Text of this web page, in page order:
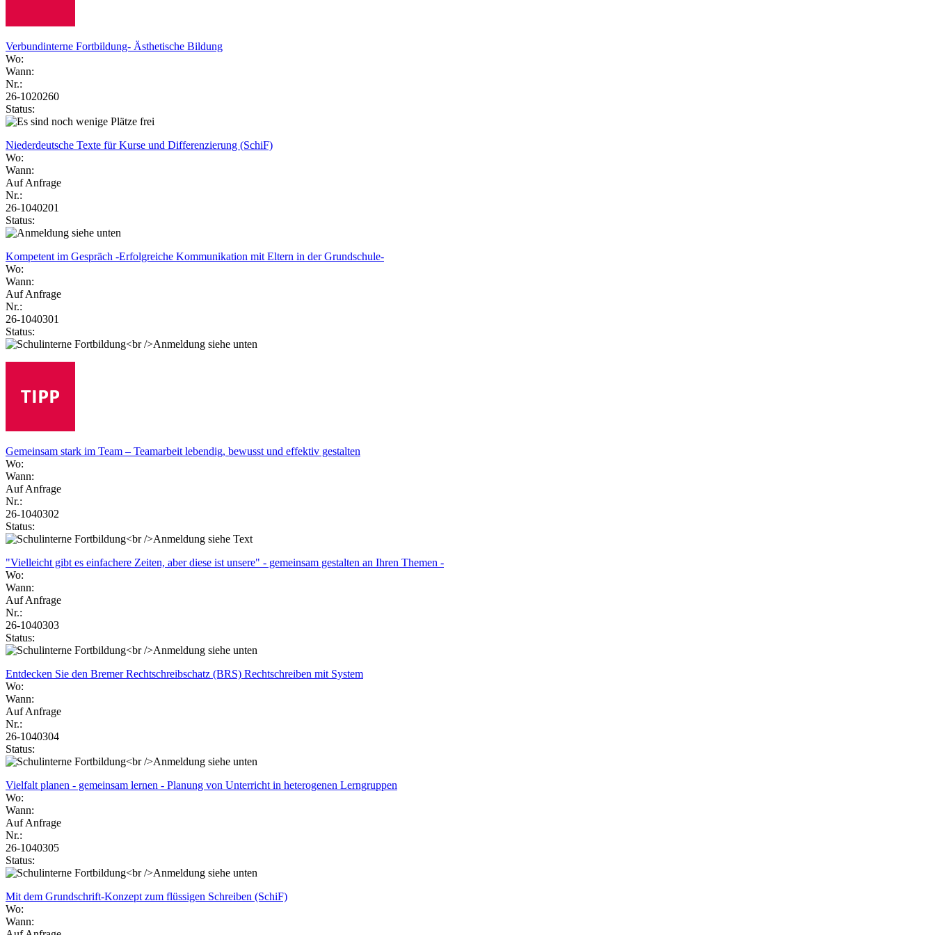
Verbundinterne Fortbildung- Ästhetische Bildung
Wo:
Wann:
Nr.:
26-1020260
Status:
Niederdeutsche Texte für Kurse und Differenzierung (SchiF)
Wo:
Wann:
Auf Anfrage
Nr.:
26-1040201
Status:
Kompetent im Gespräch -Erfolgreiche Kommunikation mit Eltern in der Grundschule-
Wo:
Wann:
Auf Anfrage
Nr.:
26-1040301
Status:
Gemeinsam stark im Team – Teamarbeit lebendig, bewusst und effektiv gestalten
Wo:
Wann:
Auf Anfrage
Nr.:
26-1040302
Status:
"Vielleicht gibt es einfachere Zeiten, aber diese ist unsere" - gemeinsam gestalten an Ihren Themen -
Wo:
Wann:
Auf Anfrage
Nr.:
26-1040303
Status:
Entdecken Sie den Bremer Rechtschreibschatz (BRS) Rechtschreiben mit System
Wo:
Wann:
Auf Anfrage
Nr.:
26-1040304
Status:
Vielfalt planen - gemeinsam lernen - Planung von Unterricht in heterogenen Lerngruppen
Wo:
Wann:
Auf Anfrage
Nr.:
26-1040305
Status:
Mit dem Grundschrift-Konzept zum flüssigen Schreiben (SchiF)
Wo:
Wann: